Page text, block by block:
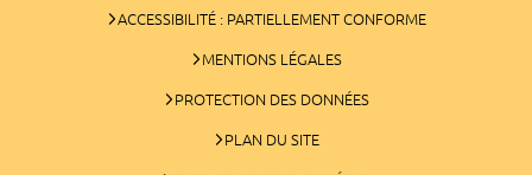
ACCESSIBILITÉ : PARTIELLEMENT CONFORME
MENTIONS LÉGALES
PROTECTION DES DONNÉES
PLAN DU SITE